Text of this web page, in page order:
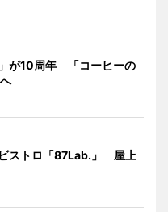
が10周年 「コーヒーの
ストロ「87Lab.」 屋上